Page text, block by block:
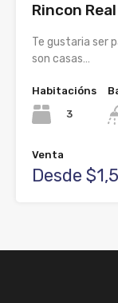
Rincon Real
Te gustaria ser
son casas…
Habitacións
3
Venta
Desde